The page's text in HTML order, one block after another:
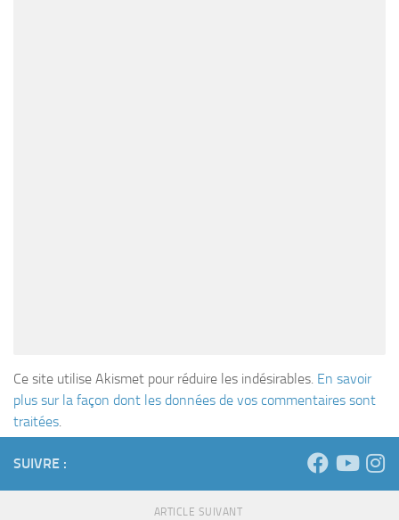
Ce site utilise Akismet pour réduire les indésirables. En savoir
plus sur la façon dont les données de vos commentaires sont
traitées.
SUIVRE :
ARTICLE SUIVANT